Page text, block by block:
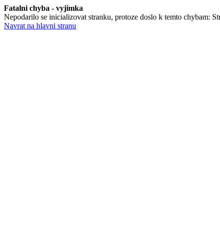
Fatalni chyba - vyjimka
Nepodarilo se inicializovat stranku, protoze doslo k temto chybam:
Navrat na hlavni stranu